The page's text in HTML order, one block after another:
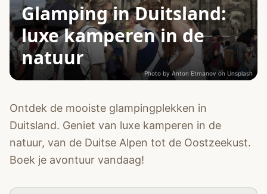
Glamping in Duitsland:
luxe kamperen in de
natuur
Photo by Anton Etmanov on Unsplash
Ontdek de mooiste glampingplekken in
Duitsland. Geniet van luxe kamperen in de
natuur, van de Duitse Alpen tot de Oostzeekust.
Boek je avontuur vandaag!